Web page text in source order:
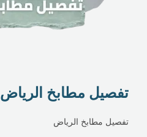
تفصيل مطابخ الرياض
تفصيل مطابخ الرياض